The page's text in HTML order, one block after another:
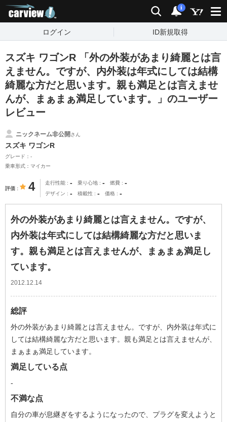
検索 通知
i
ログイン ID新規取得
スズキ ワゴンR 「外の外装があまり綺麗とは言
えません。ですが、内外装は年式にしては結構
綺麗な方だと思います。親も満足とは言えませ
んが、まぁまぁ満足しています。」のユーザー
レビュー
ニックネーム非公開さん
スズキ ワゴンR
グレード：-
乗車形式：マイカー
評価 4 走行性能 - 乗り心地 - 燃費 -
デザイン - 積載性 - 価格 -
外の外装があまり綺麗とは言えません。ですが、
内外装は年式にしては結構綺麗な方だと思いま
す。親も満足とは言えませんが、まぁまぁ満足し
ています。
2012.12.14
総評
外の外装があまり綺麗とは言えません。ですが、内外装は年式に
しては結構綺麗な方だと思います。親も満足とは言えませんが、
まぁまぁ満足しています。
満足している点
-
不満な点
自分の車が息継ぎをするようになったので、プラグを変えようと